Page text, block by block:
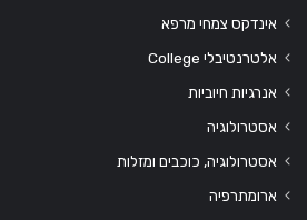
אינדקס צמחי מרפא
אלטרנטיבלי College
אנרגיות חיוביות
אסטרולוגיה
אסטרולוגיה, כוכבים ומזלות
ארומתרפיה